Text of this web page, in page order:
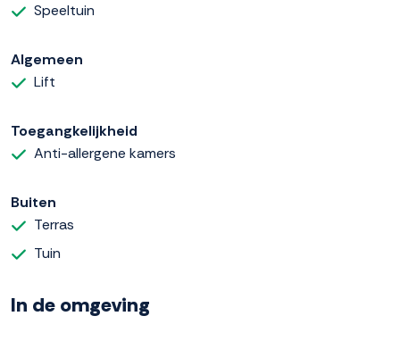
Speeltuin
Algemeen
Lift
Toegangkelijkheid
Anti-allergene kamers
Buiten
Terras
Tuin
In de omgeving